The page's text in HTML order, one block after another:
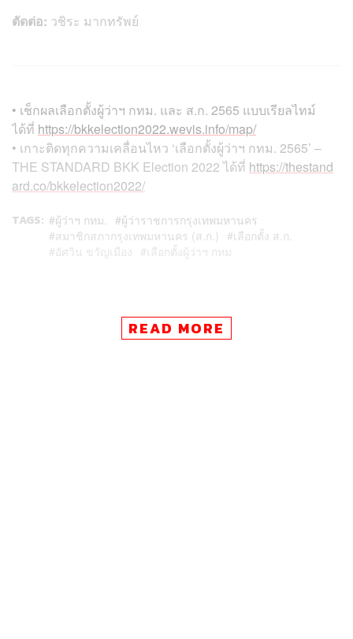
ตัดต่อ: วชิระ มากทรัพย์
• เช็กผลเลือกตั้งผู้ว่าฯ กทม. และ ส.ก. 2565 แบบ​เรียลไทม์​
ได้ที่ ​ https://bkkelection2022.wevis.info/map/
• เกาะติดทุกความเคลื่อนไหว ‘เลือกตั้งผู้ว่าฯ กทม. 2565’ –
THE STANDARD BKK Election 2022 ได้ที่ https://thestand
ard.co/bkkelection2022/
TAGS: ผู้ว่าฯ กทม.
ผู้ว่าราชการกรุงเทพมหานคร
สมาชิกสภากรุงเทพมหานคร (ส.ก.)
เลือกตั้ง ส.ก.
อัศวิน ขวัญเมือง
เลือกตั้งผู้ว่าฯ กทม
READ MORE